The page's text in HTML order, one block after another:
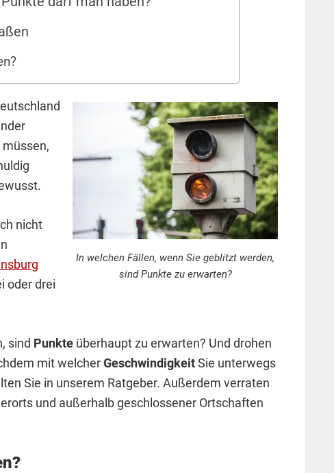
In welchen Fällen, wenn Sie geblitzt werden,
sind Punkte zu erwarten?
nicht
oder drei
sind Punkte überhaupt zu erwarten? Und drohen
mit welcherGeschwindigkeitSie unterwegs
Sie in unserem Ratgeber. Außerdem verraten
und außerhalb geschlossener Ortschaften